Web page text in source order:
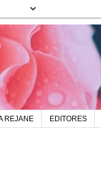
REJANE EDITORES